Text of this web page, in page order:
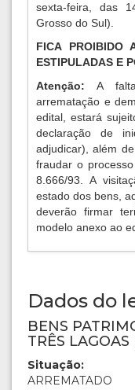
sexta-feira, das
Grosso do Sul).
FICA PROIBIDO
ESTIPULADAS E
Atenção:A
arrematação e
edital, estará
declaração de
adjudicar), além
fraudar o
8.666/93. A
estado dos bens,
deverão firmar
modelo anexo ao
Dados do
BENS
TRÊS LAGOAS
Situação:
ARREMATADO